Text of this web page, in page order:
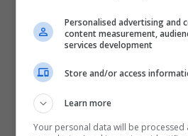
Personalised advertising and
content measurement,
services development
Store and/or access
Learn more
Your personal data will be